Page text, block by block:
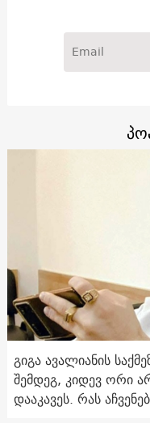
გიგა ავალიანის
შემდეგ, კიდევ ორი
დააკავეს. რას